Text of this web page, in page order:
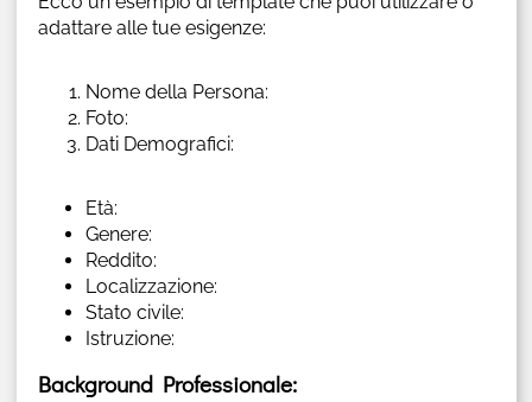
adattare alle tue esigenze:
Nome della Persona:
Foto:
Dati Demografici:
Età:
Genere:
Reddito:
Localizzazione:
Stato civile:
Istruzione:
Background Professionale: